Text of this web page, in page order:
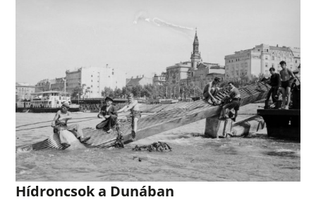
Hídroncsok a Dunában